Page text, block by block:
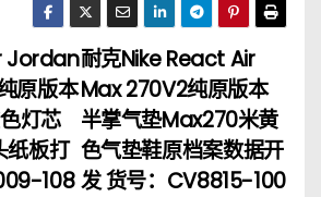
耐克Nike React Air
Max 270V2纯原版本
半掌气垫Max270米黄
色气垫鞋原档案数据开
发 货号：CV8815-100
Jordan
原版本
灯芯
纸板打
108